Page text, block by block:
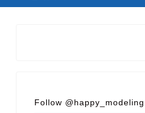
Follow @happy_modeling